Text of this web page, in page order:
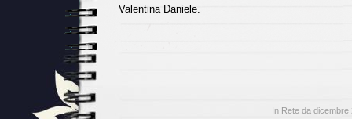
Valentina Daniele.
In Rete da dicembre